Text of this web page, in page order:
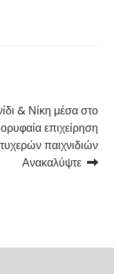
& Νίκη μέσα στο
επιχείρηση
τυχερών παιχνιδιών
Ανακαλύψτε